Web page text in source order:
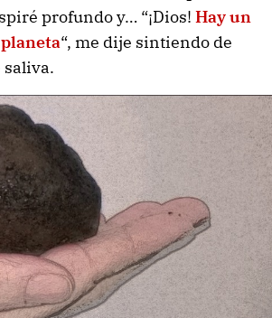
profundo y… “¡Dios! Hay un
“, me dije sintiendo de